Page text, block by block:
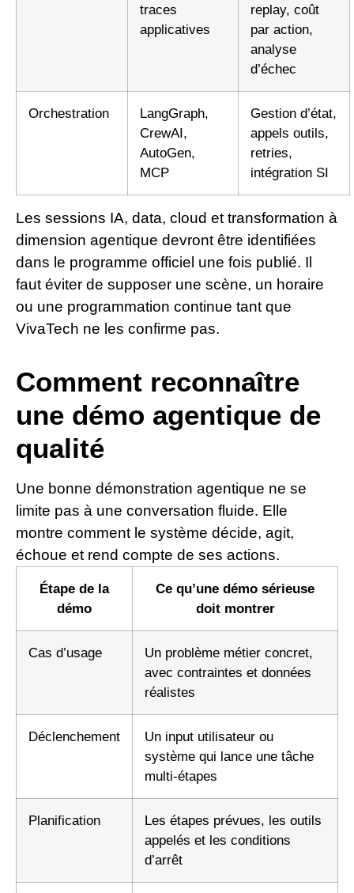
traces
applicatives
replay, coût
par action,
analyse
d’échec
Orchestration
LangGraph,
CrewAI,
AutoGen,
MCP
Gestion d’état,
appels outils,
retries,
intégration SI
Les sessions IA, data, cloud et transformation à
dimension agentique devront être identifiées
dans le programme officiel une fois publié. Il
faut éviter de supposer une scène, un horaire
ou une programmation continue tant que
VivaTech ne les confirme pas.
Comment reconnaître
une démo agentique de
qualité
Une bonne démonstration agentique ne se
limite pas à une conversation fluide. Elle
montre comment le système décide, agit,
échoue et rend compte de ses actions.
Étape de la
démo
Ce qu’une démo sérieuse
doit montrer
Cas d’usage
Un problème métier concret,
avec contraintes et données
réalistes
Déclenchement
Un input utilisateur ou
système qui lance une tâche
multi-étapes
Planification
Les étapes prévues, les outils
appelés et les conditions
d’arrêt